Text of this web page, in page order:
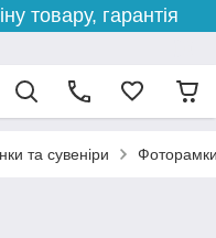
товару, гарантія
та сувеніри